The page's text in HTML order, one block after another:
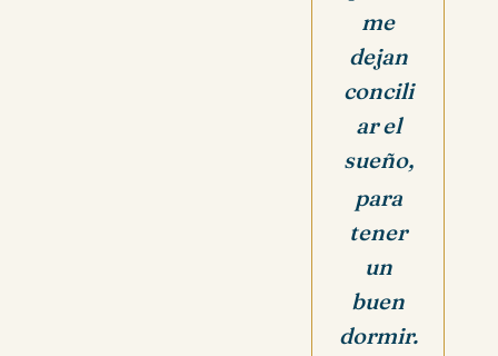
me
dejan
concili
ar el
sueño,
para
tener
un
buen
dormir.